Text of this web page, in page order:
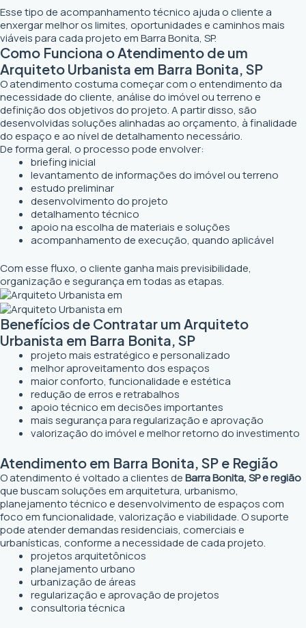
Esse tipo de acompanhamento técnico ajuda o cliente a
enxergar melhor os limites, oportunidades e caminhos mais
viáveis para cada projeto em Barra Bonita, SP.
Como Funciona o Atendimento de um
Arquiteto Urbanista em Barra Bonita, SP
O atendimento costuma começar com o entendimento da
necessidade do cliente, análise do imóvel ou terreno e
definição dos objetivos do projeto. A partir disso, são
desenvolvidas soluções alinhadas ao orçamento, à finalidade
do espaço e ao nível de detalhamento necessário.
De forma geral, o processo pode envolver:
briefing inicial
levantamento de informações do imóvel ou terreno
estudo preliminar
desenvolvimento do projeto
detalhamento técnico
apoio na escolha de materiais e soluções
acompanhamento de execução, quando aplicável
Com esse fluxo, o cliente ganha mais previsibilidade,
organização e segurança em todas as etapas.
Benefícios de Contratar um Arquiteto
Urbanista em Barra Bonita, SP
projeto mais estratégico e personalizado
melhor aproveitamento dos espaços
maior conforto, funcionalidade e estética
redução de erros e retrabalhos
apoio técnico em decisões importantes
mais segurança para regularização e aprovação
valorização do imóvel e melhor retorno do investimento
Atendimento em Barra Bonita, SP e Região
O atendimento é voltado a clientes deBarra Bonita, SP e região
que buscam soluções em arquitetura, urbanismo,
planejamento técnico e desenvolvimento de espaços com
foco em funcionalidade, valorização e viabilidade. O suporte
pode atender demandas residenciais, comerciais e
urbanísticas, conforme a necessidade de cada projeto.
projetos arquitetônicos
planejamento urbano
urbanização de áreas
regularização e aprovação de projetos
consultoria técnica